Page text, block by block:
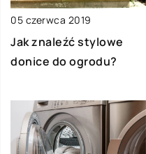
05 czerwca 2019
Jak znaleźć stylowe
donice do ogrodu?